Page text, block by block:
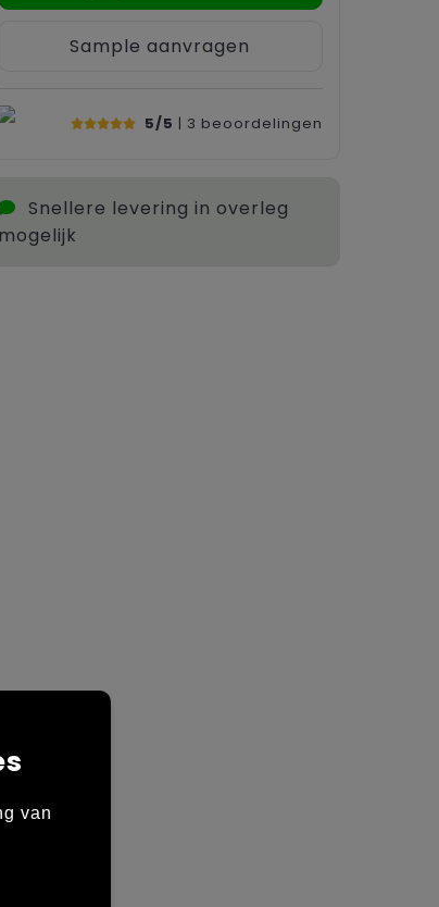
Sample aanvragen
5/5 | 3 beoordelingen
Snellere levering in overleg
mogelijk
van